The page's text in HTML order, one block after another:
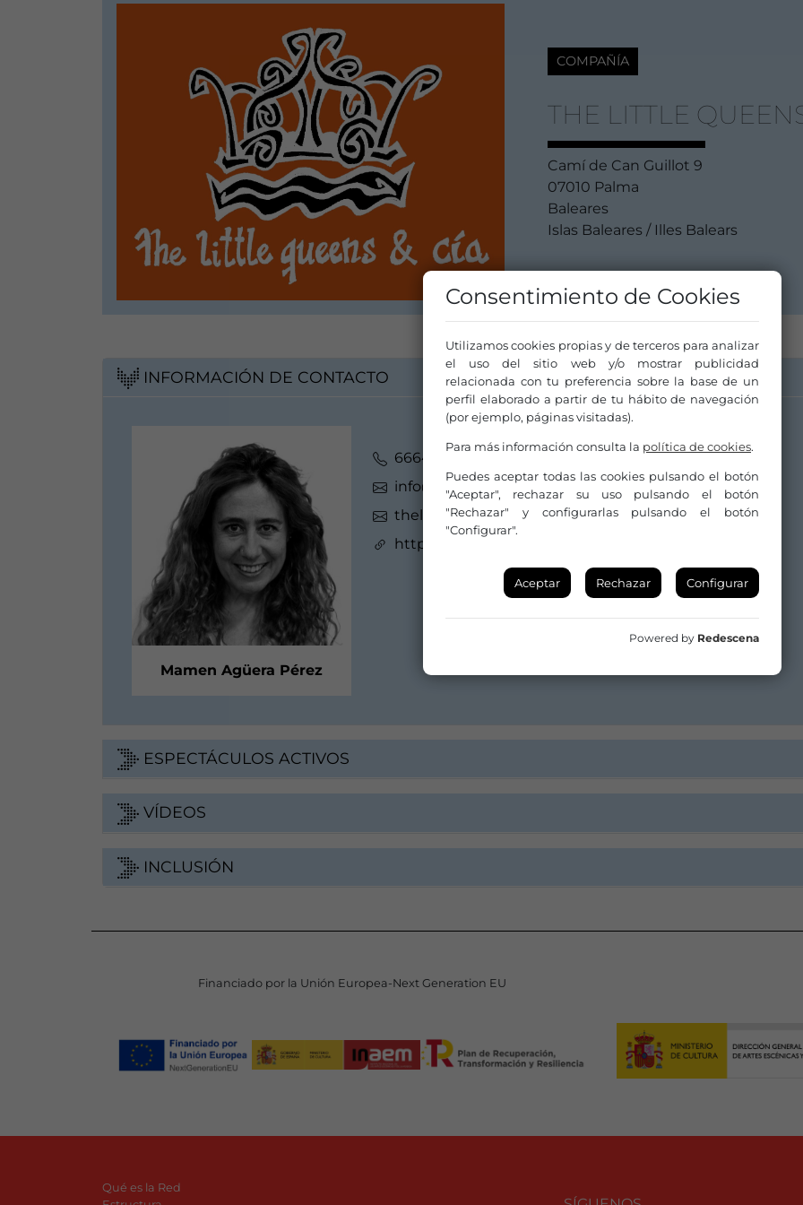
COMPAÑÍA
THE LITTLE
Camí de Can Guillot 9
07010 Palma
Baleares
Islas Baleares / Illes Balears
INFORMACIÓN DE CONTACTO
Mamen Agüera Pérez
666430179
info@thelittlequeens.com
thelittlequeens@yahoo.es
http://thelittlequeens.com
ESPECTÁCULOS ACTIVOS
VÍDEOS
INCLUSIÓN
Financiado por la Unión Europea-Next Generation EU
Qué es la Red
Consentimiento de Cookies
Utilizamos cookies propias y de terceros para analizar
el uso del sitio web y/o mostrar publicidad
relacionada con tu preferencia sobre la base de un
perfil elaborado a partir de tu hábito de navegación
(por ejemplo, páginas visitadas).
Para más información consulta la política de cookies.
Puedes aceptar todas las cookies pulsando el botón
"Aceptar", rechazar su uso pulsando el botón
"Rechazar" y configurarlas pulsando el botón
"Configurar".
Aceptar Rechazar Configurar
Powered by Redescena